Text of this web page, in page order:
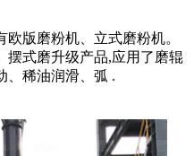
版磨粉机、立式磨粉机。
摆式磨升级产品,应用了磨辊
、稀油润滑、弧 .